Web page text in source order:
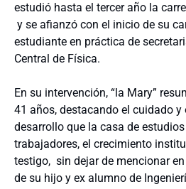
estudió hasta el tercer año la
y se afianzó con el inicio de su
estudiante en práctica de
Central de Física.
En su intervención, “la Mary”
41 años, destacando el cuidado
desarrollo que la casa de
trabajadores, el crecimiento
testigo, sin dejar de mencionar
de su hijo y ex alumno de